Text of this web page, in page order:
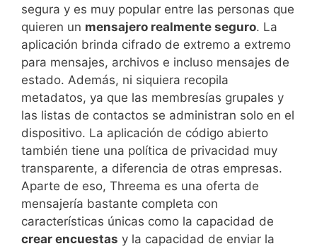
segura y es muy popular entre las personas que
quieren un mensajero realmente seguro. La
aplicación brinda cifrado de extremo a extremo
para mensajes, archivos e incluso mensajes de
estado. Además, ni siquiera recopila
metadatos, ya que las membresías grupales y
las listas de contactos se administran solo en el
dispositivo. La aplicación de código abierto
también tiene una política de privacidad muy
transparente, a diferencia de otras empresas.
Aparte de eso, Threema es una oferta de
mensajería bastante completa con
características únicas como la capacidad de
crear encuestas y la capacidad de enviar la